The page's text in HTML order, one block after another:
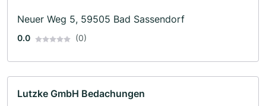
Neuer Weg 5, 59505 Bad Sassendorf
0.0 (0)
Lutzke GmbH Bedachungen